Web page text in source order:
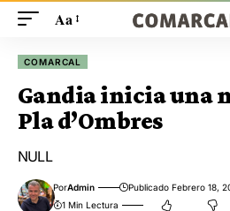
Aa
COMARCAL
Gandia inicia una
Pla d’Ombres
NULL
PorAdmin Publicado Febrero 18,
1 Min Lectura